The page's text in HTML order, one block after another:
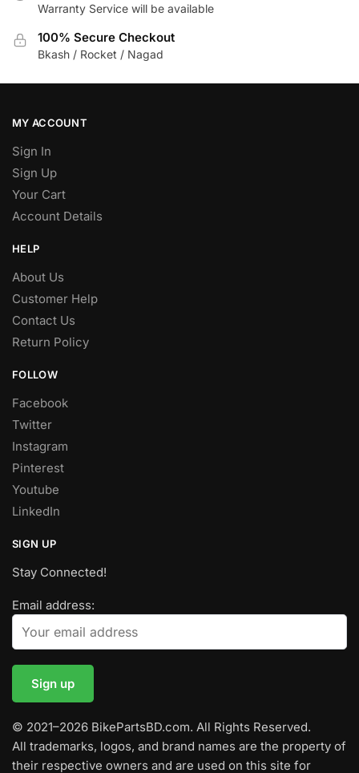
Warranty Service will be available
100% Secure Checkout
Bkash / Rocket / Nagad
MY ACCOUNT
Sign In
Sign Up
Your Cart
Account Details
HELP
About Us
Customer Help
Contact Us
Return Policy
FOLLOW
Facebook
Twitter
Instagram
Pinterest
Youtube
LinkedIn
SIGN UP
Stay Connected!
Email address:
© 2021–2026 BikePartsBD.com. All Rights Reserved.
All trademarks, logos, and brand names are the property of
their respective owners and are used on this site for